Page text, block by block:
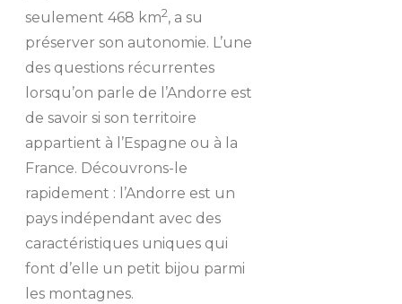
seulement 468 km2, a su
préserver son autonomie. L’une
des questions récurrentes
lorsqu’on parle de l’Andorre est
de savoir si son territoire
appartient à l’Espagne ou à la
France. Découvrons-le
rapidement : l’Andorre est un
pays indépendant avec des
caractéristiques uniques qui
font d’elle un petit bijou parmi
les montagnes.